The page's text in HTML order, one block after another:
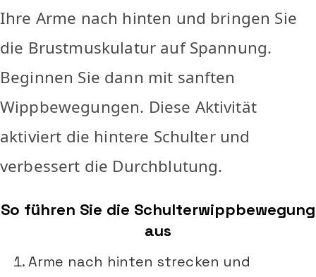
Ihre Arme nach hinten und bringen Sie
die Brustmuskulatur auf Spannung.
Beginnen Sie dann mit sanften
Wippbewegungen. Diese Aktivität
aktiviert die hintere Schulter und
verbessert die Durchblutung.
So führen Sie die Schulterwippbewegung
aus
Arme nach hinten strecken und